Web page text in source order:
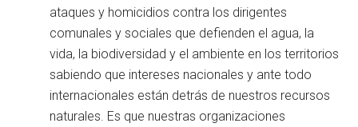
ataques y homicidios contra los dirigentes
comunales y sociales que defienden el agua, la
vida, la biodiversidad y el ambiente en los territorios
sabiendo que intereses nacionales y ante todo
internacionales están detrás de nuestros recursos
naturales. Es que nuestras organizaciones